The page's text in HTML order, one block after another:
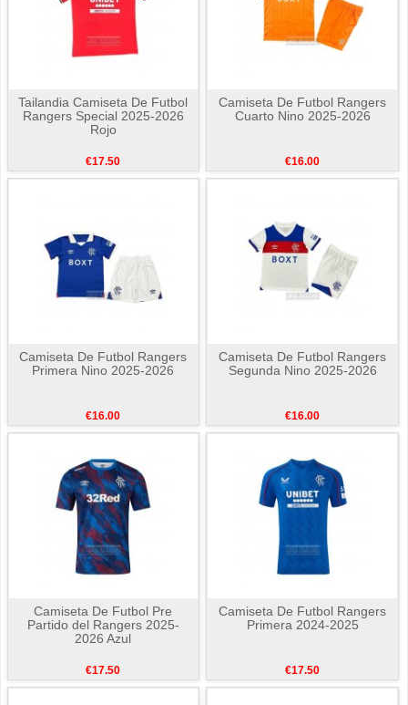
Tailandia Camiseta De Futbol
Rangers Special 2025-2026
Rojo
€17.50
Camiseta De Futbol Rangers
Cuarto Nino 2025-2026
€16.00
Camiseta De Futbol Rangers
Primera Nino 2025-2026
€16.00
Camiseta De Futbol Rangers
Segunda Nino 2025-2026
€16.00
Camiseta De Futbol Pre
Partido del Rangers 2025-
2026 Azul
€17.50
Camiseta De Futbol Rangers
Primera 2024-2025
€17.50